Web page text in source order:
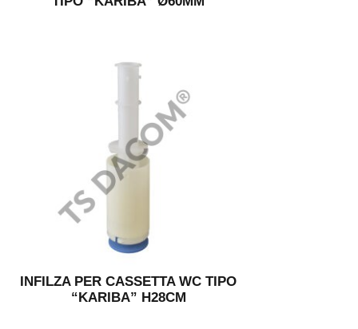
INFILZA PER CASSETTA WC TIPO
“KARIBA” H28CM